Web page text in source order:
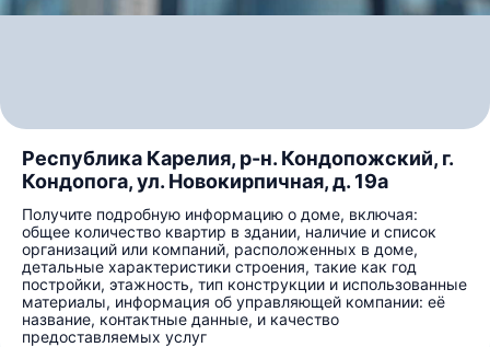
Республика Карелия, р-н. Кондопожский, г.
Кондопога, ул. Новокирпичная, д. 19а
Получите подробную информацию о доме, включая:
общее количество квартир в здании, наличие и список
организаций или компаний, расположенных в доме,
детальные характеристики строения, такие как год
постройки, этажность, тип конструкции и использованные
материалы, информация об управляющей компании: её
название, контактные данные, и качество
предоставляемых услуг